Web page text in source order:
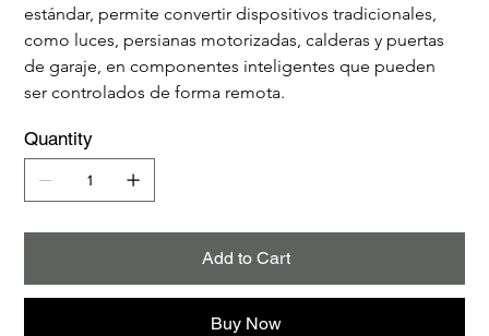
estándar, permite convertir dispositivos tradicionales,
como luces, persianas motorizadas, calderas y puertas
de garaje, en componentes inteligentes que pueden
ser controlados de forma remota.
Quantity
Add to Cart
Buy Now